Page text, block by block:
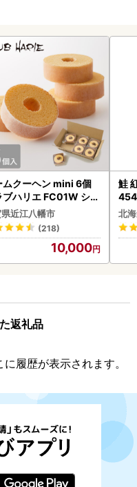
ムクーヘン mini 6個
ブハリエ FC01W シェ
クス バウムクーヘ
近江八幡市
(218)
10,000
鮭
454
北
返礼品
履歴が表示されます。